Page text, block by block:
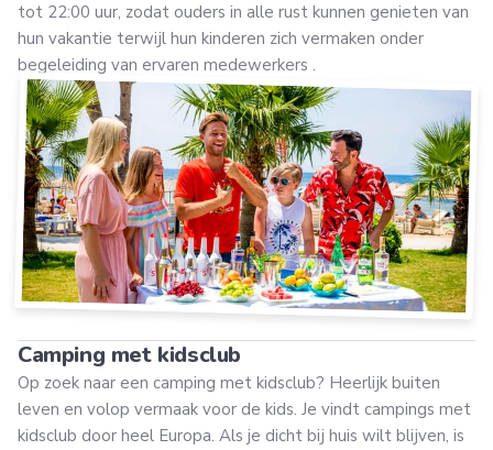
tot 22:00 uur, zodat ouders in alle rust kunnen genieten van
hun vakantie terwijl hun kinderen zich vermaken onder
begeleiding van ervaren medewerkers .
Camping met kidsclub
Op zoek naar een camping met kidsclub? Heerlijk buiten
leven en volop vermaak voor de kids. Je vindt campings met
kidsclub door heel Europa. Als je dicht bij huis wilt blijven, is